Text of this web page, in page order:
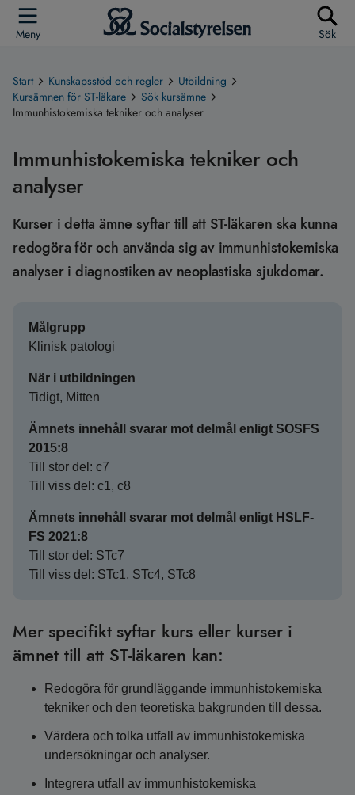
Meny Sök
Start Kunskapsstöd och regler
Utbildning
Kursämnen för ST-läkare
Sök kursämne
Immunhistokemiska tekniker och analyser
Immunhistokemiska tekniker och
analyser
Kurser i detta ämne syftar till att ST-läkaren ska kunna
redogöra för och använda sig av immunhistokemiska
analyser i diagnostiken av neoplastiska sjukdomar.
Målgrupp
Klinisk patologi
När i utbildningen
Tidigt, Mitten
Ämnets innehåll svarar mot delmål enligt SOSFS
2015:8
Till stor del: c7
Till viss del: c1, c8
Ämnets innehåll svarar mot delmål enligt HSLF-
FS 2021:8
Till stor del: STc7
Till viss del: STc1, STc4, STc8
Mer specifikt syftar kurs eller kurser i
ämnet till att ST-läkaren kan:
Redogöra för grundläggande immunhistokemiska
tekniker och den teoretiska bakgrunden till dessa.
Värdera och tolka utfall av immunhistokemiska
undersökningar och analyser.
Integrera utfall av immunhistokemiska